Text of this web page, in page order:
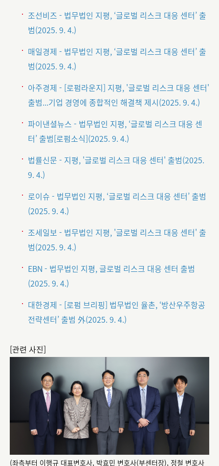
조선비즈 - 법무법인 지평, ‘글로벌 리스크 대응 센터’ 출
범(2025. 9. 4.)
매일경제 - 법무법인 지평, ‘글로벌 리스크 대응 센터’ 출
범(2025. 9. 4.)
아주경제 - [로펌라운지] 지평, '글로벌 리스크 대응 센터'
출범...기업 경영에 종합적인 해결책 제시(2025. 9. 4.)
파이낸셜뉴스 - 법무법인 지평, ‘글로벌 리스크 대응 센
터’ 출범[로펌소식](2025. 9. 4.)
법률신문 - 지평, '글로벌 리스크 대응 센터' 출범(2025.
9. 4.)
로이슈 - 법무법인 지평, ‘글로벌 리스크 대응 센터’ 출범
(2025. 9. 4.)
조세일보 - 법무법인 지평, '글로벌 리스크 대응 센터' 출
범(2025. 9. 4.)
EBN - 법무법인 지평, 글로벌 리스크 대응 센터 출범
(2025. 9. 4.)
대한경제 - [로펌 브리핑] 법무법인 율촌, ‘방산우주항공
전략센터’ 출범 外(2025. 9. 4.)
[관련 사진]
(좌측부터 이행규 대표변호사, 박효민 변호사(부센터장), 정철 변호사